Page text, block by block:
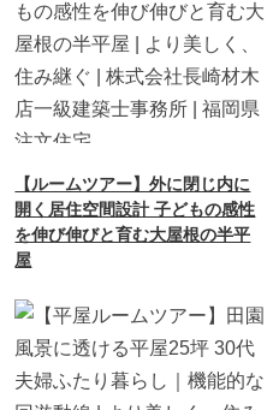
【ルームツアー】外に閉じ内に
開く居住空間設計 子どもの感性
を伸び伸びと育む大屋根の半平
屋